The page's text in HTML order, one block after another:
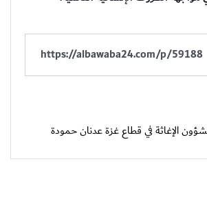
الإغاثة في قطاع غزة عدنان حمودة